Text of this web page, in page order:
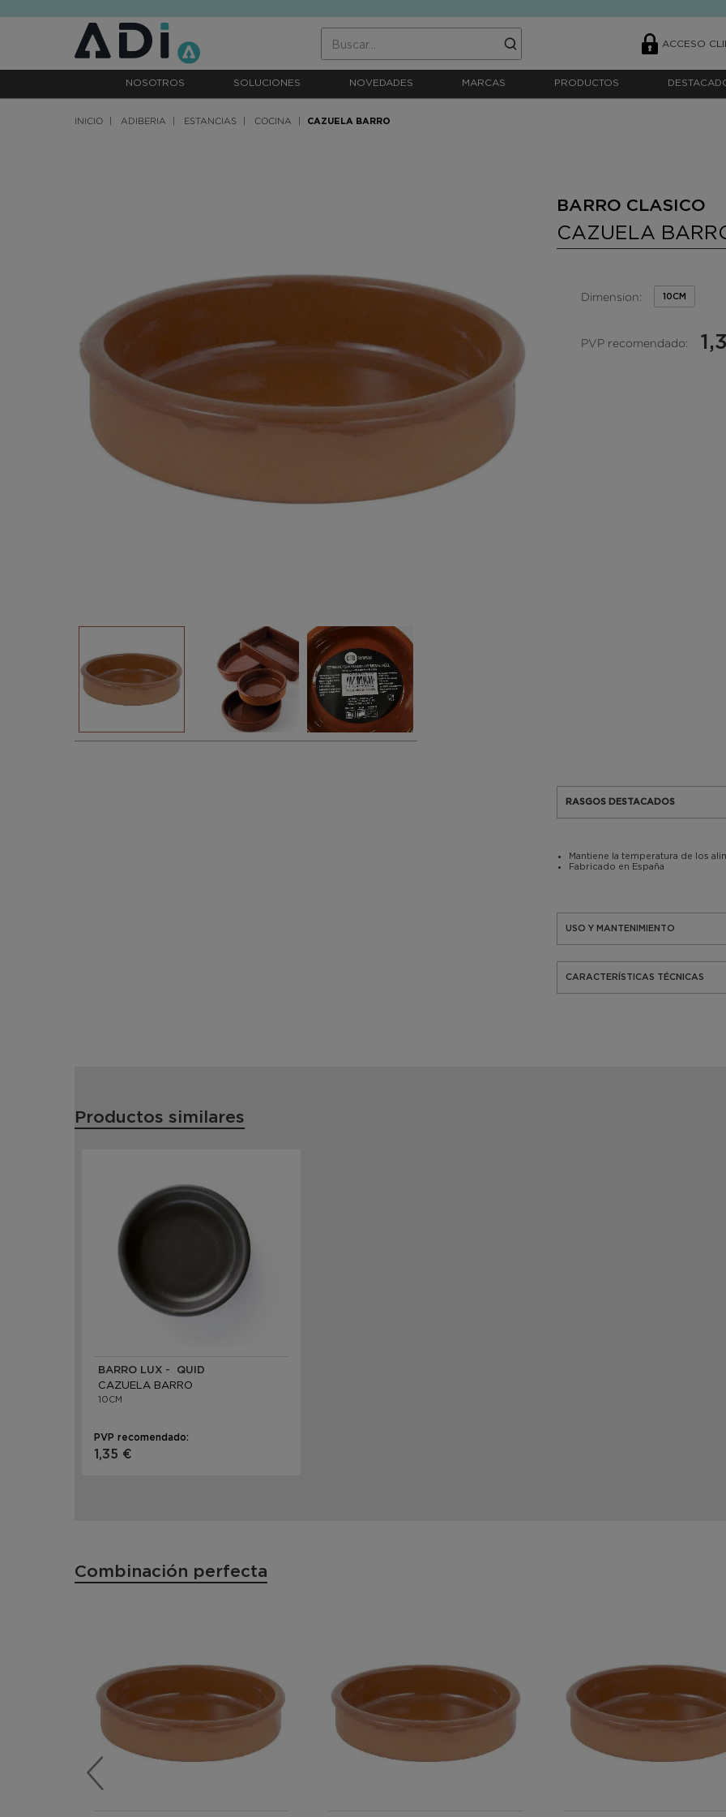
ACCESO
NOSOTROS SOLUCIONES NOVEDADES MARCAS PRODUCTOS
INICIO ADIBERIA ESTANCIAS COCINA CAZUELA BARRO
BARRO CLASICO
CAZUELA
Dimension: 10CM
PVP recomendado:
RASGOS DESTACADOS
Mantiene la temperatura de los
Fabricado en España
USO Y MANTENIMIENTO
CARACTERÍSTICAS TÉCNICAS
Productos similares
BARRO LUX - QUID
CAZUELA BARRO
10CM
PVP recomendado:
1,35 €
Combinación perfecta